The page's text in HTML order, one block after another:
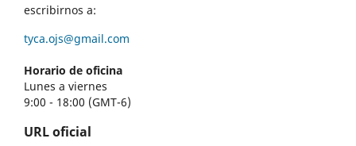
escribirnos a:
tyca.ojs@gmail.com
Horario de oficina
Lunes a viernes
9:00 - 18:00 (GMT-6)
URL oficial